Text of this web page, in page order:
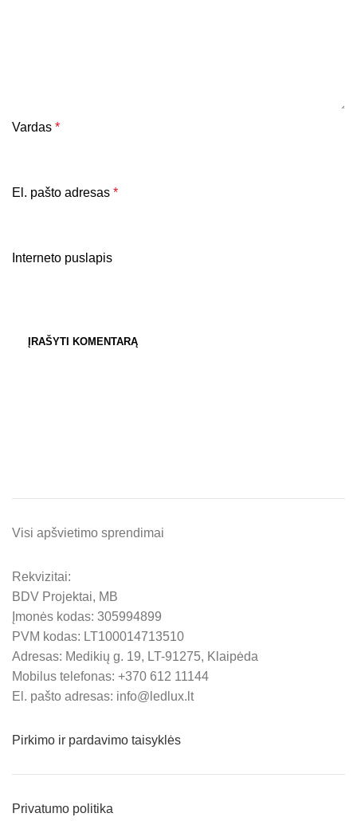
Vardas *
El. pašto adresas *
Interneto puslapis
Visi apšvietimo sprendimai
Rekvizitai:
BDV Projektai, MB
Įmonės kodas: 305994899
PVM kodas: LT100014713510
Adresas: Medikių g. 19, LT-91275, Klaipėda
Mobilus telefonas: +370 612 11144
El. pašto adresas: info@ledlux.lt
Pirkimo ir pardavimo taisyklės
Privatumo politika